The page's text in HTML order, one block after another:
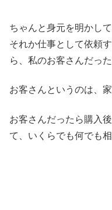
ちゃんと身元を明かし
それか仕事として依頼
ら、私のお客さんだっ
お客さんというのは、
お客さんだったら購入
て、いくらでも何でも